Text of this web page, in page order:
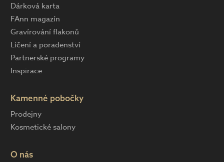
Dárková karta
FAnn magazín
Gravírování flakonů
Líčení a poradenství
Partnerské programy
Inspirace
Kamenné pobočky
Prodejny
Kosmetické salony
O nás